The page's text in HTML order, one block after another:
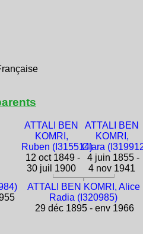
ATTALI BEN
KOMRI,
Ruben (I315514)
12 oct 1849 -
30 juil 1900
ATTALI BEN
KOMRI,
Clara
4 juin 1855 -
4 nov 1941
ATTALI BEN KOMRI, Alice
Radia (I320985)
29 déc 1895 - env 1966